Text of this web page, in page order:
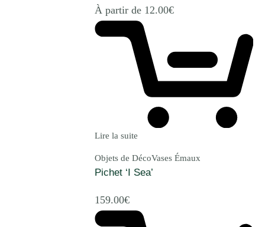
À partir de 12.00€
Lire la suite
Objets de DécoVases Émaux
Pichet ‘I Sea’
159.00€